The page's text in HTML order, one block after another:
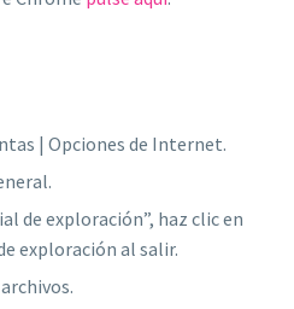
| Opciones de Internet.
de exploración”, haz clic en
exploración al salir.